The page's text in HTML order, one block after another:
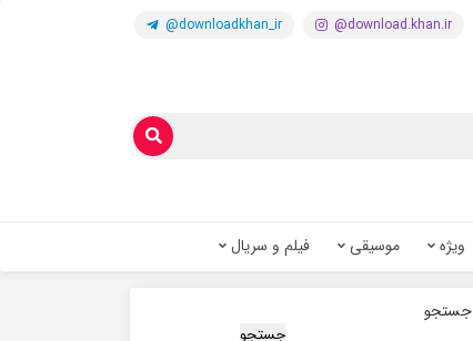
@download.khan.ir
@downloadkhan_ir
ویژه موسیقی فیلم و سریال
جستجو
جستجو